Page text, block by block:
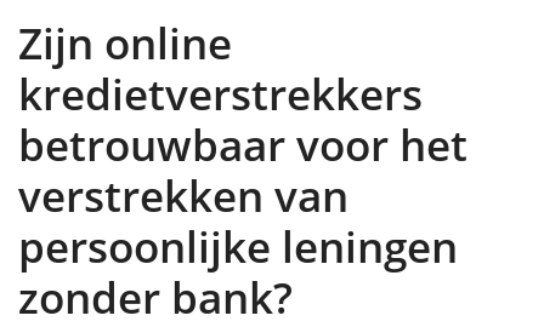
Zijn online
kredietverstrekkers
betrouwbaar voor het
verstrekken van
persoonlijke leningen
zonder bank?